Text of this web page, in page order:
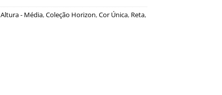
Altura - Média,Coleção Horizon,Cor Única, Reta,